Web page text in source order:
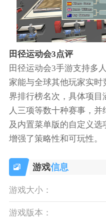
田径运动会3点评
田径运动会3手游支持多
家能与全球其他玩家实
界排行榜名次，具体项目
人三项等数十种赛事，
及内置菜单版的自定义选
增强了策略性和可玩性。
游戏信息
游戏大小：
游戏版本：